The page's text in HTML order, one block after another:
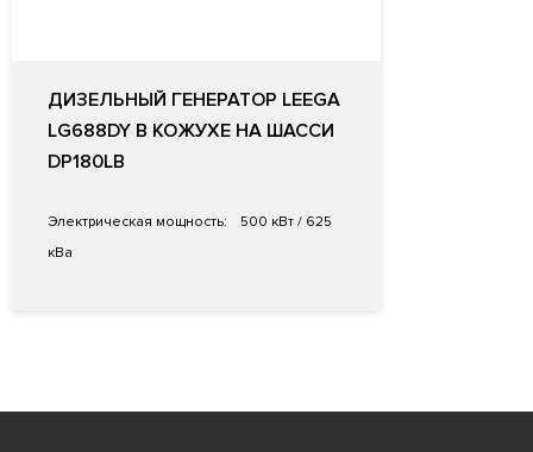
ДИЗЕЛЬНЫЙ ГЕНЕРАТОР LEEGA
LG688DY В КОЖУХЕ НА ШАССИ
DP180LB
Электрическая мощность:
500 кВт / 625
кВа